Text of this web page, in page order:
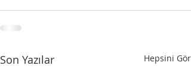
Son Yazılar Hepsini Gör